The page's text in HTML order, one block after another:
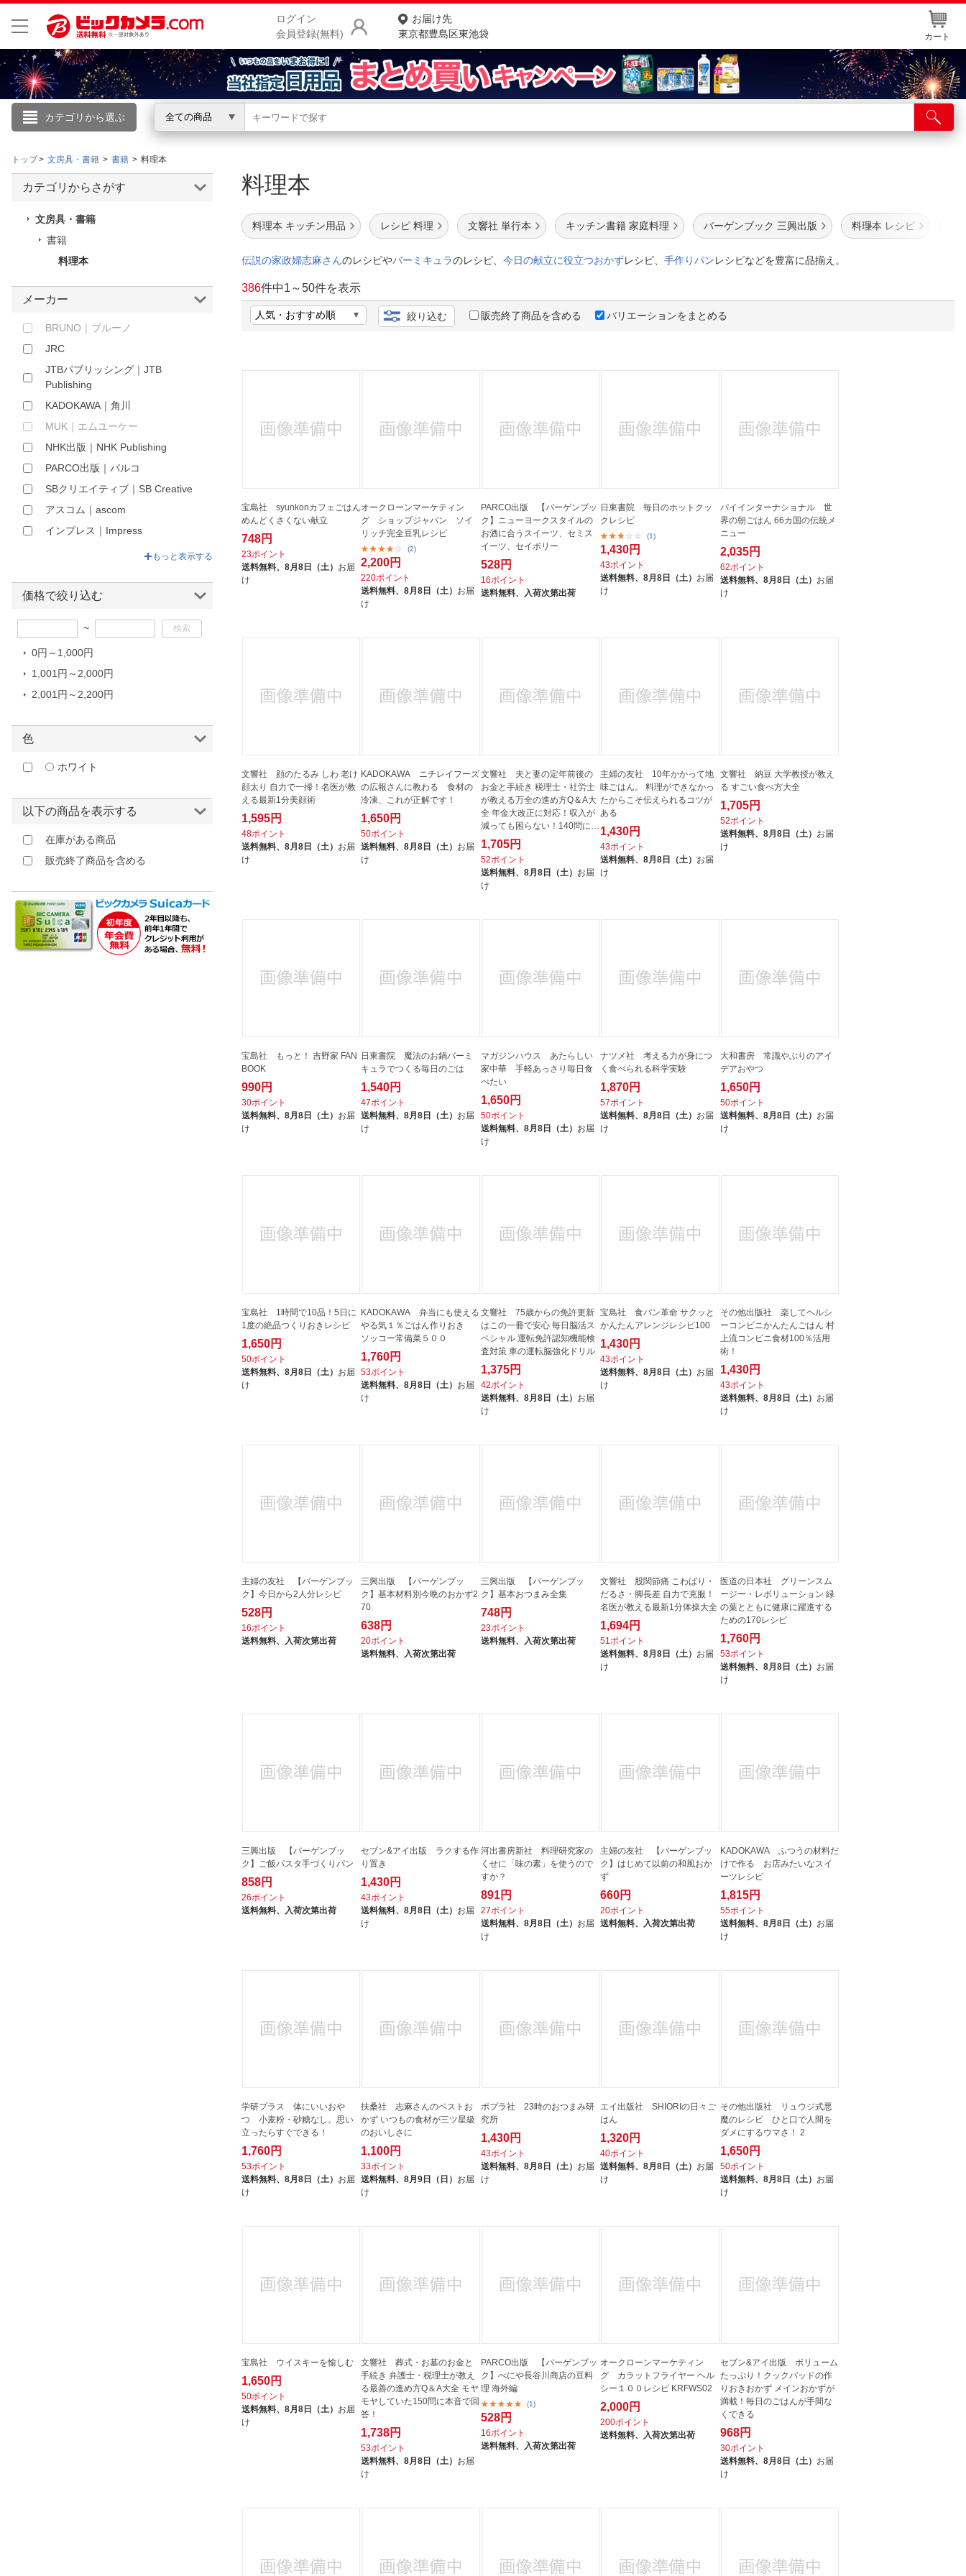
ログイン
会員登録(無料)
お届け先
東京都豊島区東池袋
カート
カテゴリから選ぶ 全ての商品
こんにちは
ログイン
お知らせ
お客様サポート
ご利用ガイド
よくある質問・お問合せ
店舗情報・店舗一覧
法人窓口
English / 中文
トップ 文房具・書籍 書籍 料理本
料理本
料理本 キッチン用品 レシピ 料理 文響社 単行本 キッチン書籍 家庭料理 バーゲンブック 三興出版 料理本 レシピ
伝説の家政婦志麻さんのレシピやバーミキュラのレシピ、 今日の献立に役立つおかずレシピ、 手作りパンレシピなどを豊富に品揃え。
386件中1 ～50件を表示
絞り込む 販売終了商品を含める バリエーションをまとめる
宝島社 syunkonカフェごはん
めんどくさくない献立
748円
23ポイント
送料無料、 8月8日（土） お届
け
オークローンマーケティン
グ ショップジャパン ソイ
リッチ完全豆乳レシピ
(2)
2,200円
220ポイント
送料無料、8月8日（土） お届
け
PARCO出版 【バーゲンブッ
ク】ニューヨークスタイルの
お酒に合うスイーツ、セミス
イーツ、セイボリー
528円
16ポイント
送料無料、
入荷次第出荷
日東書院 毎日のホットクッ
クレシピ
(1)
1,430円
43ポイント
送料無料、8月8日（土） お届
け
パイインターナショナル 世
界の朝ごはん 66カ国の伝統メ
ニュー
2,035円
62ポイント
送料無料、 8月8日（土） お届
け
文響社 顔のたるみ しわ 老け
顔太り 自力で一掃！名医が教
える最新1分美顔術
1,595円
48ポイント
送料無料、 8月8日（土） お届
け
KADOKAWA ニチレイフーズ
の広報さんに教わる 食材の
冷凍、これが正解です！
1,650円
50ポイント
送料無料、8月8日（土） お届
け
文響社 夫と妻の定年前後の
お金と手続き 税理士・社労士
が教える万全の進め方Q＆A大
全 年金大改正に対応！収入が
減っても困らない！140問に本
音で...
1,705円
52ポイント
送料無料、 8月8日（土） お届
け
主婦の友社 10年かかって地
味ごはん。 料理ができなかっ
たからこそ伝えられるコツが
ある
1,430円
43ポイント
送料無料、8月8日（土） お届
け
文響社 納豆 大学教授が教え
る すごい食べ方大全
1,705円
52ポイント
送料無料、 8月8日（土） お届
け
宝島社 もっと！ 吉野家 FAN
BOOK
990円
30ポイント
送料無料、 8月8日（土） お届
け
日東書院 魔法のお鍋バーミ
キュラでつくる毎日のごは
1,540円
47ポイント
送料無料、8月8日（土） お届
け
マガジンハウス あたらしい
家中華 手軽あっさり毎日食
べたい
1,650円
50ポイント
送料無料、 8月8日（土） お届
け
ナツメ社 考える力が身につ
く食べられる科学実験
1,870円
57ポイント
送料無料、8月8日（土） お届
け
大和書房 常識やぶりのアイ
デアおやつ
1,650円
50ポイント
送料無料、 8月8日（土） お届
け
宝島社 1時間で10品！5日に
1度の絶品つくりおきレシピ
1,650円
50ポイント
送料無料、 8月8日（土） お届
け
KADOKAWA 弁当にも使える
やる気１％ごはん作りおき
ソッコー常備菜５００
1,760円
53ポイント
送料無料、8月8日（土） お届
け
文響社 75歳からの免許更新
はこの一冊で安心 毎日脳活ス
ペシャル 運転免許認知機能検
査対策 車の運転脳強化ドリル
1,375円
42ポイント
送料無料、 8月8日（土） お届
け
宝島社 食パン革命 サクッと
かんたんアレンジレシピ100
1,430円
43ポイント
送料無料、8月8日（土） お届
け
その他出版社 楽してヘルシ
ーコンビニかんたんごはん 村
上流コンビニ食材100％活用
術！
1,430円
43ポイント
送料無料、 8月8日（土） お届
け
主婦の友社 【バーゲンブッ
ク】今日から2人分レシピ
528円
16ポイント
送料無料、 入荷次第出荷
三興出版 【バーゲンブッ
ク】基本材料別今晩のおかず2
70
638円
20ポイント
送料無料、 入荷次第出荷
三興出版 【バーゲンブッ
ク】基本おつまみ全集
748円
23ポイント
送料無料、 入荷次第出荷
文響社 股関節痛 こわばり・
だるさ・脚長差 自力で克服！
名医が教える最新1分体操大全
1,694円
51ポイント
送料無料、8月8日（土） お届
け
医道の日本社 グリーンスム
ージー・レボリューション 緑
の葉とともに健康に躍進する
ための170レシピ
1,760円
53ポイント
送料無料、 8月8日（土） お届
け
三興出版 【バーゲンブッ
ク】ご飯パスタ手づくりパン
858円
26ポイント
送料無料、
入荷次第出荷
セブン&アイ出版 ラクする作
り置き
1,430円
43ポイント
送料無料、8月8日（土） お届
け
河出書房新社 料理研究家の
くせに「味の素」を使うので
すか？
891円
27ポイント
送料無料、 8月8日（土） お届
け
主婦の友社 【バーゲンブッ
ク】はじめて以前の和風おか
ず
660円
20ポイント
送料無料、
入荷次第出荷
KADOKAWA ふつうの材料だ
けで作る お店みたいなスイ
ーツレシピ
1,815円
55ポイント
送料無料、 8月8日（土） お届
け
学研プラス 体にいいおや
つ 小麦粉・砂糖なし。思い
立ったらすぐできる！
1,760円
53ポイント
送料無料、 8月8日（土） お届
け
扶桑社 志麻さんのベストお
かず いつもの食材が三ツ星級
のおいしさに
1,100円
33ポイント
送料無料、8月9日（日） お届
け
ポプラ社 23時のおつまみ研
究所
1,430円
43ポイント
送料無料、 8月8日（土） お届
け
エイ出版社 SHIORIの日々ご
はん
1,320円
40ポイント
送料無料、8月8日（土） お届
け
その他出版社 リュウジ式悪
魔のレシピ ひと口で人間を
ダメにするウマさ！ 2
1,650円
50ポイント
送料無料、 8月8日（土） お届
け
宝島社 ウイスキーを愉しむ
1,650円
50ポイント
送料無料、 8月8日（土） お届
け
文響社 葬式・お墓のお金と
手続き 弁護士・税理士が教え
る最善の進め方Q＆A大全 モヤ
モヤしていた150問に本音で回
答！
1,738円
53ポイント
送料無料、8月8日（土） お届
け
PARCO出版 【バーゲンブッ
ク】べにや長谷川商店の豆料
理 海外編
(1)
528円
16ポイント
送料無料、 入荷次第出荷
オークローンマーケティン
グ カラットフライヤー ヘル
シー１００レシピ KRFWS02
2,000円
200ポイント
送料無料、 入荷次第出荷
セブン&アイ出版 ボリューム
たっぷり！クックパッドの作
りおきおかず メインおかずが
満載！毎日のごはんが手間な
くできる
968円
30ポイント
送料無料、 8月8日（土） お届
け
カテゴリからさがす
文房具・書籍
書籍
料理本
メーカー
BRUNO｜ブルーノ
JRC
JTBパブリッシング｜JTB
Publishing
KADOKAWA｜角川
MUK｜エムユーケー
NHK出版｜NHK Publishing
PARCO出版｜パルコ
SBクリエイティブ｜SB Creative
アスコム｜ascom
インプレス｜Impress
イーストプレス｜Eastpress
オレンジページ｜Orangepage
OAK LAWN MARKETING
グラフグループパブリッシング
グラフ社
サンマーク出版｜Sunmark
じゃこめてい出版｜JAKOMETEI
PUBLISHING
テレビ朝日｜TV Asahi
ン｜Discover 21
ナツメ社｜Natsumesha
PUBLISHING
パイインターナショナル｜PIE
International
パッチワーク通信社
もっと表示する
価格で絞り込む
~
0円～1,000円
1,001円～2,000円
2,001円～2,200円
色
ホワイト
以下の商品を表示する
在庫がある商品
販売終了商品を含める